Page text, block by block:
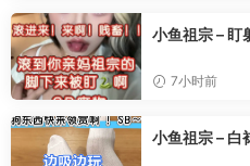
小鱼祖宗 – 盯
7小时前
小鱼祖宗 – 白